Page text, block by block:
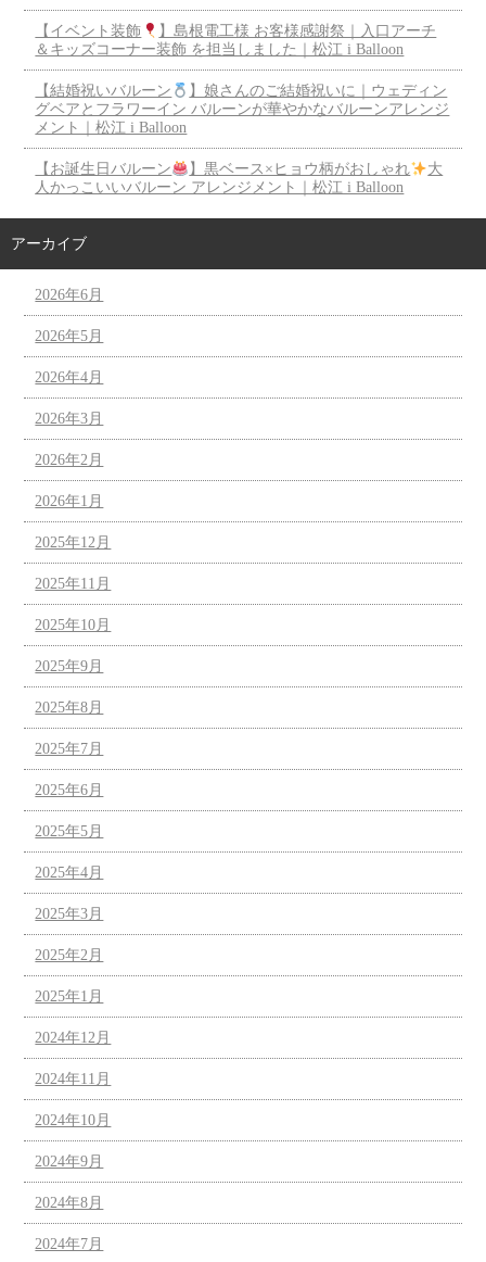
【イベント装飾
】島根電工様 お客様感謝祭｜入口アーチ
＆キッズコーナー装飾 を担当しました｜松江 i Balloon
【結婚祝いバルーン
】娘さんのご結婚祝いに｜ウェディン
グベアとフラワーイン バルーンが華やかなバルーンアレンジ
メント｜松江 i Balloon
【お誕生日バルーン 】黒ベース×ヒョウ柄がおしゃれ
大
人かっこいいバルーン アレンジメント｜松江 i Balloon
アーカイブ
2026年6月
2026年5月
2026年4月
2026年3月
2026年2月
2026年1月
2025年12月
2025年11月
2025年10月
2025年9月
2025年8月
2025年7月
2025年6月
2025年5月
2025年4月
2025年3月
2025年2月
2025年1月
2024年12月
2024年11月
2024年10月
2024年9月
2024年8月
2024年7月